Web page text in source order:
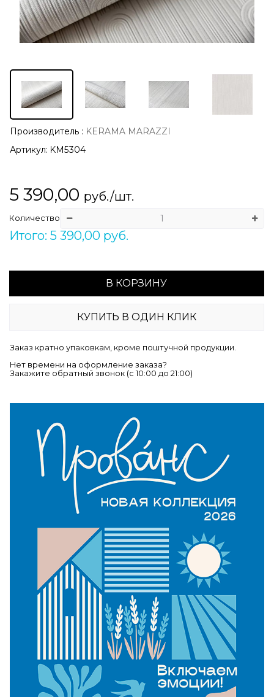
Производитель : KERAMA MARAZZI
Артикул: KM5304
5 390,00 руб./шт.
Количество
Итого: 5 390,00 руб.
В КОРЗИНУ
КУПИТЬ В ОДИН КЛИК
Заказ кратно упаковкам, кроме поштучной продукции.
Нет времени на оформление заказа?
Закажите обратный звонок (c 10:00 до 21:00)